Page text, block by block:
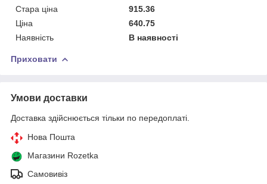
Стара ціна
915.36
Ціна
640.75
Наявність
В наявності
Приховати
Умови доставки
Доставка здійснюється тільки по передоплаті.
Нова Пошта
Магазини Rozetka
Самовивіз